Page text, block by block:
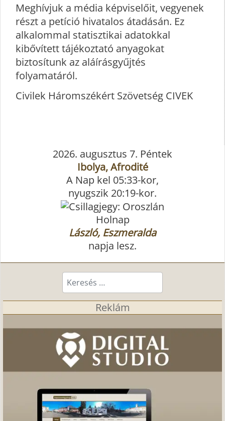
Meghívjuk a média képviselőit, vegyenek
részt a petíció hivatalos átadásán. Ez
alkalommal statisztikai adatokkal
kibővített tájékoztató anyagokat
biztosítunk az aláírásgyűjtés
folyamatáról.
Civilek Háromszékért Szövetség CIVEK
2026. augusztus 7. Péntek
Ibolya, Afrodité
A Nap kel 05:33-kor,
nyugszik 20:19-kor.
Holnap
László, Eszmeralda
napja lesz.
Keresés...
Reklám